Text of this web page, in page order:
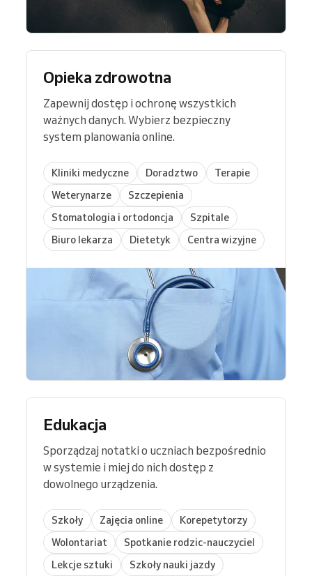
Opieka zdrowotna
Zapewnij dostęp i ochronę wszystkich
ważnych danych. Wybierz bezpieczny
system planowania online.
Kliniki medyczne Doradztwo
Terapie
Weterynarze
Szczepienia
Stomatologia i ortodoncja
Szpitale
Biuro lekarza
Dietetyk Centra wizyjne
Edukacja
Sporządzaj notatki o uczniach bezpośrednio
w systemie i miej do nich dostęp z
dowolnego urządzenia.
Szkoły Zajęcia online
Korepetytorzy
Wolontariat
Spotkanie rodzic-nauczyciel
Lekcje sztuki
Szkoły nauki jazdy